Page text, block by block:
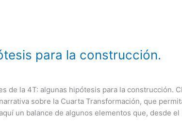
para la construcción.
de la 4T: algunas hipótesis para la construcción.
sobre la Cuarta Transformación, que
un balance de algunos elementos que, desde